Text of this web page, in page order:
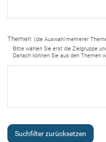
Themen: (die Auswahl mehrerer
Bitte wählen Sie erst die Zielgruppe
Danach können Sie aus den Themen
Suchfilter zurücksetzen